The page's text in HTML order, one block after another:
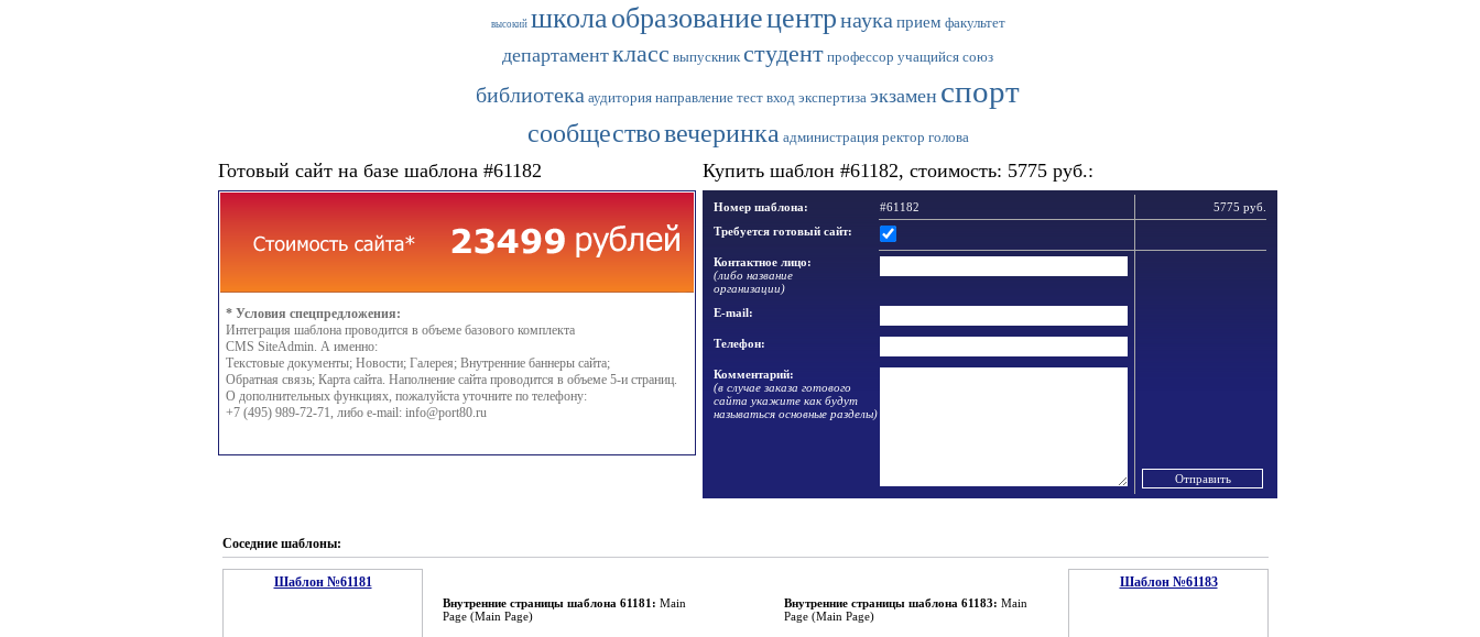
высокий школаобразованиецентрнаука прием факультет
департаменткласс выпускник студент профессор учащийся союз
библиотека аудитория направление тест вход экспертиза экзамен спорт
сообществовечеринка администрация ректор голова
Готовый сайт на базе шаблона #61182
* Условия спецпредложения:
Интеграция шаблона проводится в объеме базового комплекта
CMS SiteAdmin. А именно:
Текстовые документы; Новости; Галерея; Внутренние баннеры сайта;
Обратная связь; Карта сайта. Наполнение сайта проводится в объеме 5-и страниц.
О дополнительных функциях, пожалуйста уточните по телефону:
+7 (495) 989-72-71, либо e-mail: info@port80.ru
Купить шаблон #61182, стоимость: 5775 руб.:
Номер шаблона: #61182
5775 руб.
Требуется готовый сайт:
Контактное лицо:
(либо название
организации)
E-mail:
Телефон:
Комментарий:
(в случае заказа готового
сайта укажите как будут
называться основные разделы)
Соседние шаблоны:
Шаблон №61181
Внутренние страницы шаблона 61181: Main
Page (Main Page)
Шаблон №61183
Внутренние страницы шаблона 61183: Main
Page (Main Page)